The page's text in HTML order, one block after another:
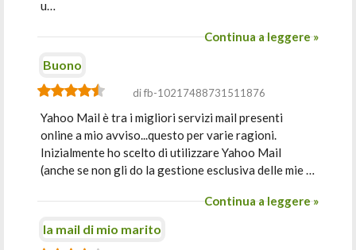
u…
Continua a leggere »
Buono
di fb-10217488731511876
Yahoo Mail è tra i migliori servizi mail presenti
online a mio avviso...questo per varie ragioni.
Inizialmente ho scelto di utilizzare Yahoo Mail
(anche se non gli do la gestione esclusiva delle mie …
Continua a leggere »
la mail di mio marito